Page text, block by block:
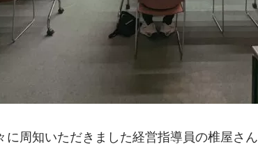
に周知いただきました経営指導員の椎屋さん